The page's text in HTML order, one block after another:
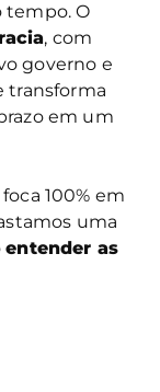
tempo. O
, com
governo e
transforma
em um
100% em
uma
entender as